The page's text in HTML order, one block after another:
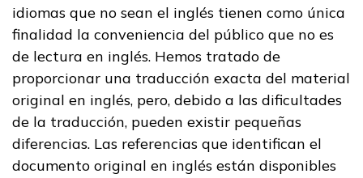
idiomas que no sean el inglés tienen como única
finalidad la conveniencia del público que no es
de lectura en inglés. Hemos tratado de
proporcionar una traducción exacta del material
original en inglés, pero, debido a las dificultades
de la traducción, pueden existir pequeñas
diferencias. Las referencias que identifican el
documento original en inglés están disponibles